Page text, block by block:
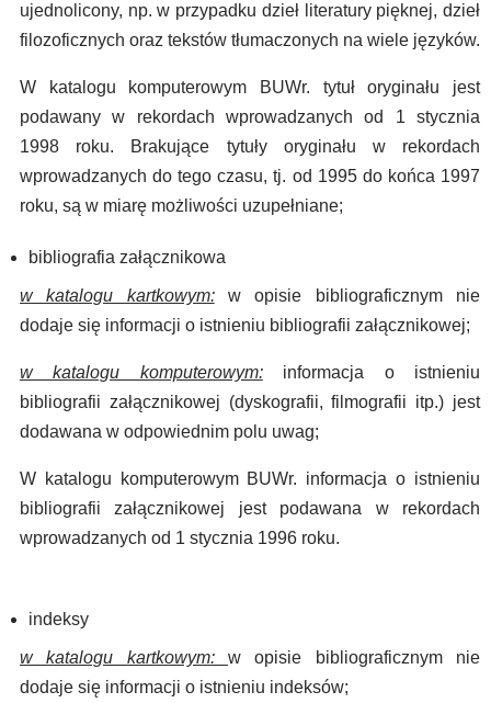
ujednolicony, np. w przypadku dzieł literatury pięknej, dzieł
filozoficznych oraz tekstów tłumaczonych na wiele języków.
W katalogu komputerowym BUWr. tytuł oryginału jest
podawany w rekordach wprowadzanych od 1 stycznia
1998 roku. Brakujące tytuły oryginału w rekordach
wprowadzanych do tego czasu, tj. od 1995 do końca 1997
roku, są w miarę możliwości uzupełniane;
bibliografia załącznikowa
w katalogu kartkowym:
w opisie bibliograficznym nie
dodaje się informacji o istnieniu bibliografii załącznikowej;
w katalogu komputerowym:
informacja o istnieniu
bibliografii załącznikowej (dyskografii, filmografii itp.) jest
dodawana w odpowiednim polu uwag;
W katalogu komputerowym BUWr. informacja o istnieniu
bibliografii załącznikowej jest podawana w rekordach
wprowadzanych od 1 stycznia 1996 roku.
indeksy
w katalogu kartkowym: w opisie bibliograficznym nie
dodaje się informacji o istnieniu indeksów;